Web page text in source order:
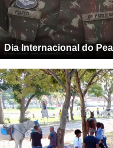
Dia Internacional do